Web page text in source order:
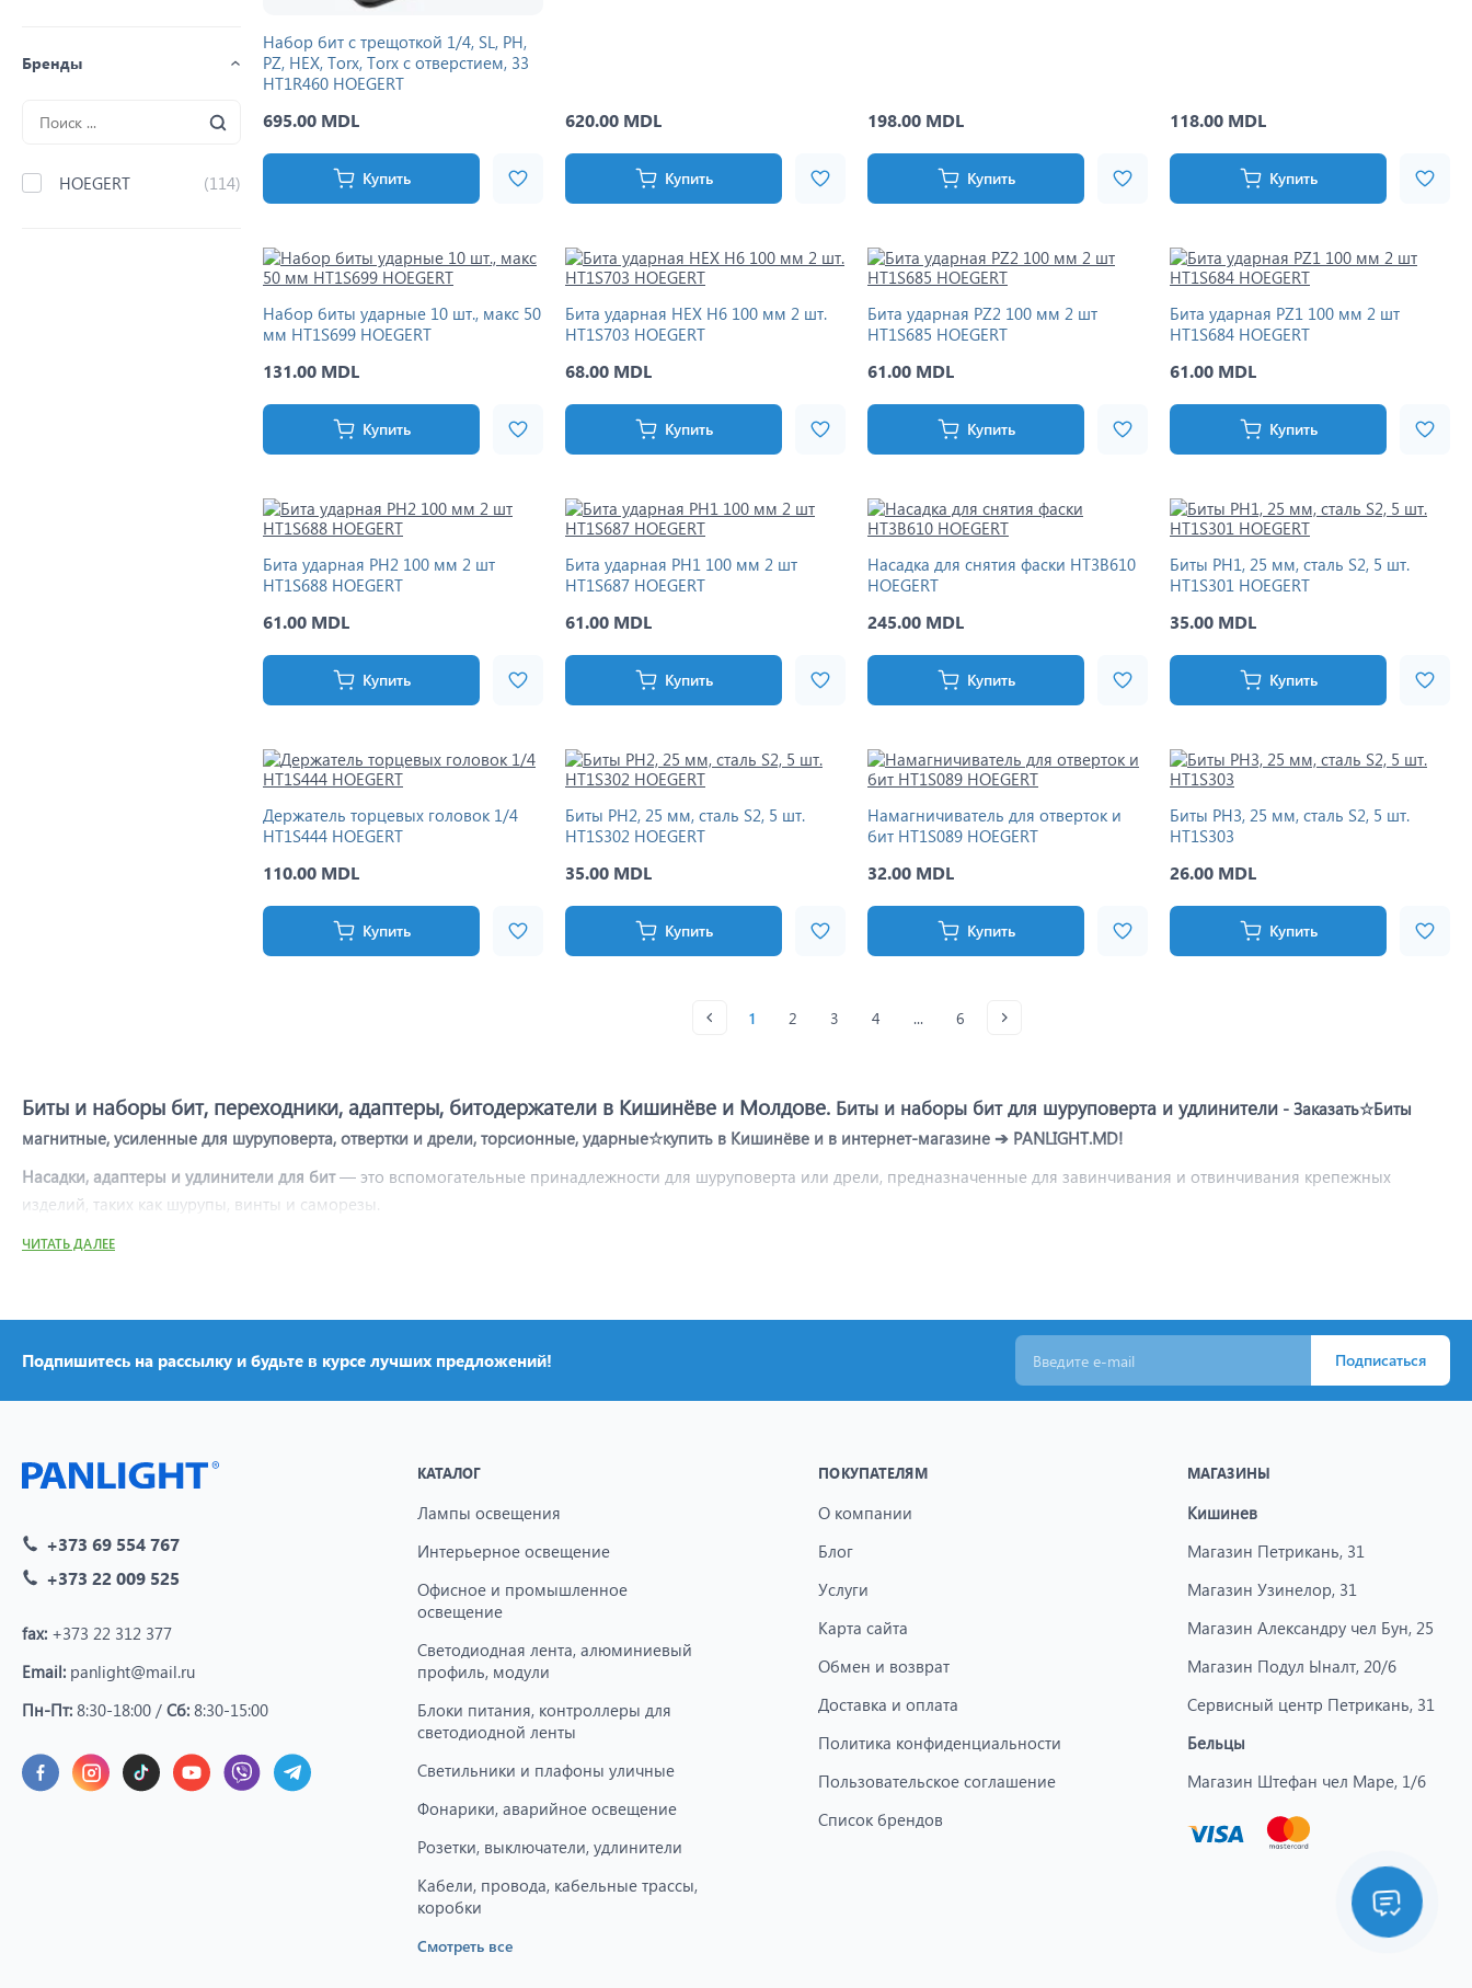
Бренды
HOEGERT (114)
Набор бит с трещоткой 1/4, SL, PH,
PZ, HEX, Torx, Torx c отверстием, 33
HT1R460 HOEGERT
695.00 MDL
Купить
620.00 MDL
Купить
198.00 MDL
Купить
118.00 MDL
Купить
Набор биты ударные 10 шт., макс 50
мм HT1S699 HOEGERT
131.00 MDL
Купить
Бита ударная HEX H6 100 мм 2 шт.
HT1S703 HOEGERT
68.00 MDL
Купить
Бита ударная PZ2 100 мм 2 шт
HT1S685 HOEGERT
61.00 MDL
Купить
Бита ударная PZ1 100 мм 2 шт
HT1S684 HOEGERT
61.00 MDL
Купить
Бита ударная PH2 100 мм 2 шт
HT1S688 HOEGERT
61.00 MDL
Купить
Бита ударная PH1 100 мм 2 шт
HT1S687 HOEGERT
61.00 MDL
Купить
Насадка для снятия фаски HT3B610
HOEGERT
245.00 MDL
Купить
Биты PH1, 25 мм, сталь S2, 5 шт.
HT1S301 HOEGERT
35.00 MDL
Купить
Держатель торцевых головок 1/4
HT1S444 HOEGERT
110.00 MDL
Купить
Биты PH2, 25 мм, сталь S2, 5 шт.
HT1S302 HOEGERT
35.00 MDL
Купить
Намагничиватель для отверток и
бит HT1S089 HOEGERT
32.00 MDL
Купить
Биты PH3, 25 мм, сталь S2, 5 шт.
HT1S303
26.00 MDL
Купить
1 2 3 4 ... 6
Биты и наборы бит, переходники, адаптеры, битодержатели в Кишинёве и Молдове. Биты и наборы бит для шуруповерта и удлинители - Заказать☆Биты
магнитные, усиленные для шуруповерта, отвертки и дрели, торсионные, ударные☆купить в Кишинёве и в интернет-магазине ➔ PANLIGHT.MD!
Насадки, адаптеры и удлинители для бит— это вспомогательные принадлежности для шуруповерта или дрели, предназначенные для завинчивания и отвинчивания крепежных
изделий, таких как шурупы, винты и саморезы.
Бита— это сменная насадка со шлицом, которая используется для передачи крутящего момента от шуруповерта или отвертки к крепежу (шурупу, винту), она вставляется в
для шуруповерта, отвертки и дрели: адаптер позволяет использовать биты разных форматов, а удлинитель для монтажа в труднодоступных местах.
ЧИТАТЬ ДАЛЕЕ
Подпишитесь на рассылку и будьте в курсе лучших предложений! Подписаться
+373 69 554 767
+373 22 009 525
fax: +373 22 312 377
Email: panlight@mail.ru
Пн-Пт: 8:30-18:00 / Сб: 8:30-15:00
КАТАЛОГ
Лампы освещения
Интерьерное освещение
Офисное и промышленное
освещение
Светодиодная лента, алюминиевый
профиль, модули
Блоки питания, контроллеры для
светодиодной ленты
Светильники и плафоны уличные
Фонарики, аварийное освещение
Розетки, выключатели, удлинители
Кабели, провода, кабельные трассы,
коробки
Смотреть все
ПОКУПАТЕЛЯМ
О компании
Блог
Услуги
Карта сайта
Обмен и возврат
Доставка и оплата
Политика конфиденциальности
Пользовательское соглашение
Список брендов
МАГАЗИНЫ
Кишинев
Магазин Петрикань, 31
Магазин Узинелор, 31
Магазин Александру чел Бун, 25
Магазин Подул Ыналт, 20/6
Сервисный центр Петрикань, 31
Бельцы
Магазин Штефан чел Маре, 1/6